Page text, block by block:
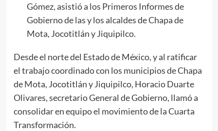
Gómez, asistió a los Primeros Informes de
Gobierno de las y los alcaldes de Chapa de
Mota, Jocotitlán y Jiquipilco.
Desde el norte del Estado de México, y al ratificar
el trabajo coordinado con los municipios de Chapa
de Mota, Jocotitlán y Jiquipilco, Horacio Duarte
Olivares, secretario General de Gobierno, llamó a
consolidar en equipo el movimiento de la Cuarta
Transformación.